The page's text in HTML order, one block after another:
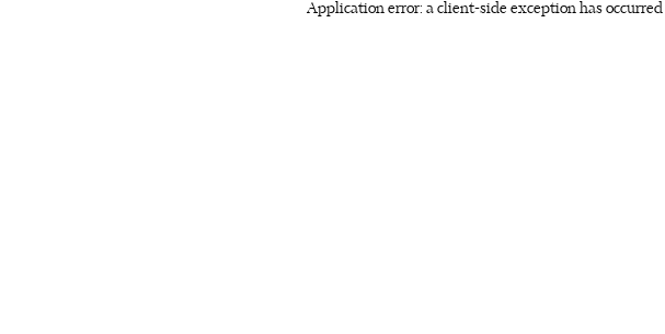
Application error: a client-side exception has occurred